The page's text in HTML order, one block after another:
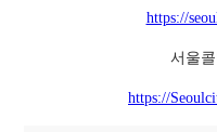
https://
서울
https://